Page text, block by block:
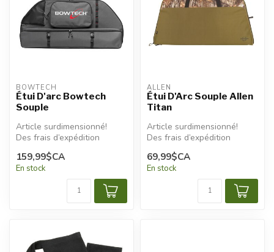
BOWTECH
Étui D'arc Bowtech
Souple
Article surdimensionné!
Des frais d’expédition
appliqu...
159,99$CA
En stock
ALLEN
Étui D'Arc Souple Allen
Titan
Article surdimensionné!
Des frais d’expédition
appliqués
69,99$CA
En stock